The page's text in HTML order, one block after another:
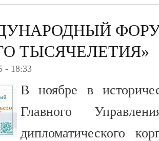
ТЫСЯЧЕЛЕТИЯ»
- 18:33
В ноябре в
Главного
дипломатического